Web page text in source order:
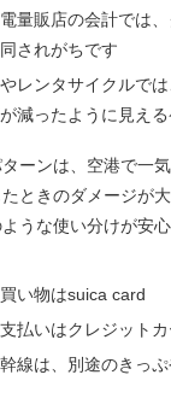
量販店の会計では
されがちです
レンタサイクルで
減ったように見え
ーンは、空港で一
ときのダメージが
うな使い分けが安心
い物はsuica card
払いはクレジット
線は、別途のきっ